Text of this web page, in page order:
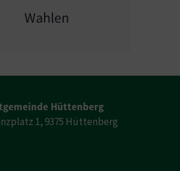
Wahlen
Hüttenberg
1, 9375 Hüttenberg